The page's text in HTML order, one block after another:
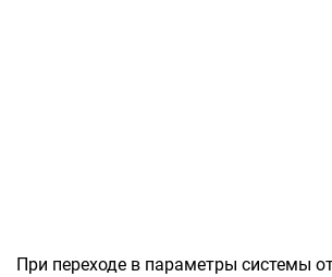
При переходе в параметры системы